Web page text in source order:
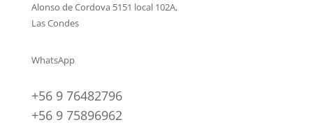
Alonso de Cordova 5151 local 102A,
Las Condes
WhatsApp
+56 9 76482796
+56 9 75896962